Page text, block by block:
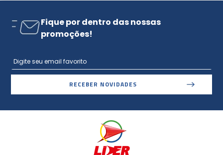
Fique por dentro das nossas
promoções!
RECEBER NOVIDADES